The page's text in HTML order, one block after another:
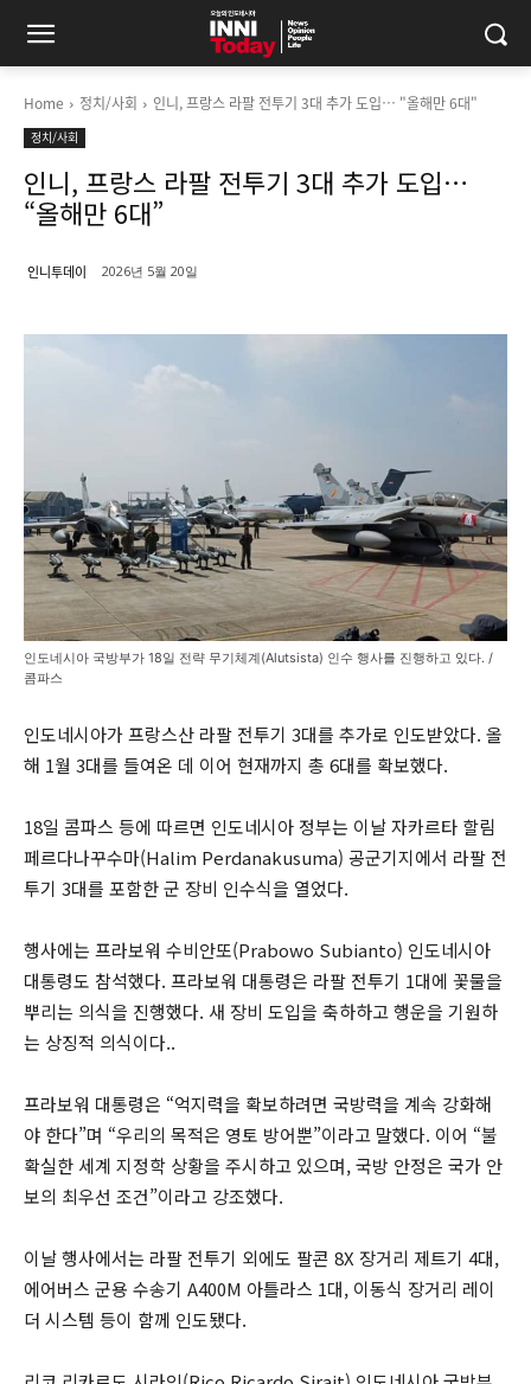
Home 정치/사회 인니, 프랑스 라팔 전투기 3대 추가 도입… "올해만 6대"
정치/사회
인니, 프랑스 라팔 전투기 3대 추가 도입…
“올해만 6대”
인니투데이 2026년 5월 20일
인도네시아 국방부가 18일 전략 무기체계(Alutsista) 인수 행사를 진행하고 있다. /
콤파스
인도네시아가 프랑스산 라팔 전투기 3대를 추가로 인도받았다. 올
해 1월 3대를 들여온 데 이어 현재까지 총 6대를 확보했다.
18일 콤파스 등에 따르면 인도네시아 정부는 이날 자카르타 할림
페르다나꾸수마(Halim Perdanakusuma) 공군기지에서 라팔 전
투기 3대를 포함한 군 장비 인수식을 열었다.
행사에는 프라보워 수비안또(Prabowo Subianto) 인도네시아
대통령도 참석했다. 프라보워 대통령은 라팔 전투기 1대에 꽃물을
뿌리는 의식을 진행했다. 새 장비 도입을 축하하고 행운을 기원하
는 상징적 의식이다..
프라보워 대통령은 “억지력을 확보하려면 국방력을 계속 강화해
야 한다”며 “우리의 목적은 영토 방어뿐”이라고 말했다. 이어 “불
확실한 세계 지정학 상황을 주시하고 있으며, 국방 안정은 국가 안
보의 최우선 조건”이라고 강조했다.
이날 행사에서는 라팔 전투기 외에도 팔콘 8X 장거리 제트기 4대,
에어버스 군용 수송기 A400M 아틀라스 1대, 이동식 장거리 레이
더 시스템 등이 함께 인도됐다.